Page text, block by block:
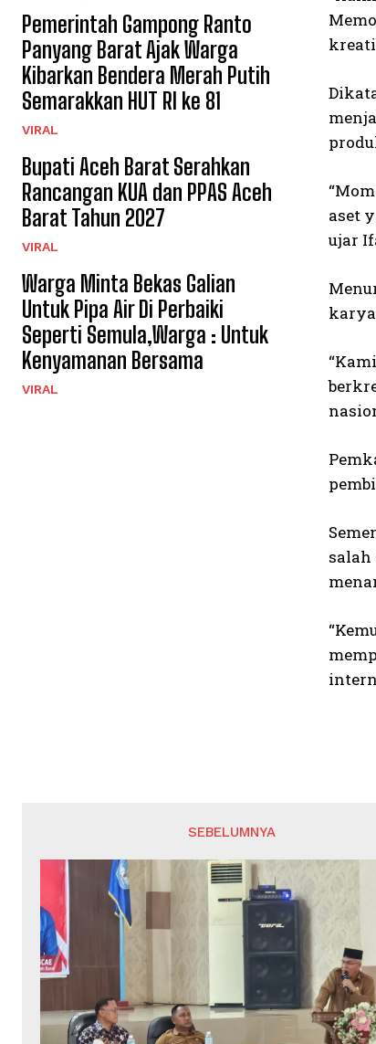
Pemerintah Gampong Ranto
Panyang Barat Ajak Warga
Kibarkan Bendera Merah Putih
Semarakkan HUT RI ke 81
VIRAL
Bupati Aceh Barat Serahkan
Rancangan KUA dan PPAS Aceh
Barat Tahun 2027
VIRAL
Warga Minta Bekas Galian
Untuk Pipa Air Di Perbaiki
Seperti Semula,Warga : Untuk
Kenyamanan Bersama
VIRAL
aset
ujar
SEBELUMNYA